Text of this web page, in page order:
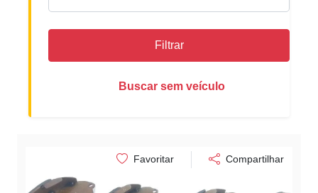
Filtrar
Buscar sem veículo
Favoritar Compartilhar